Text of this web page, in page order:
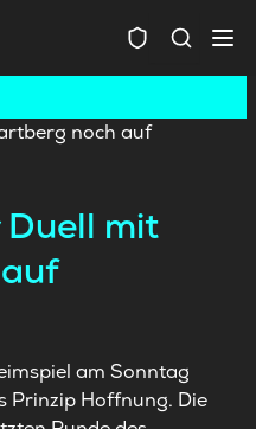
mit
am Sonntag
Prinzip Hoffnung. Die